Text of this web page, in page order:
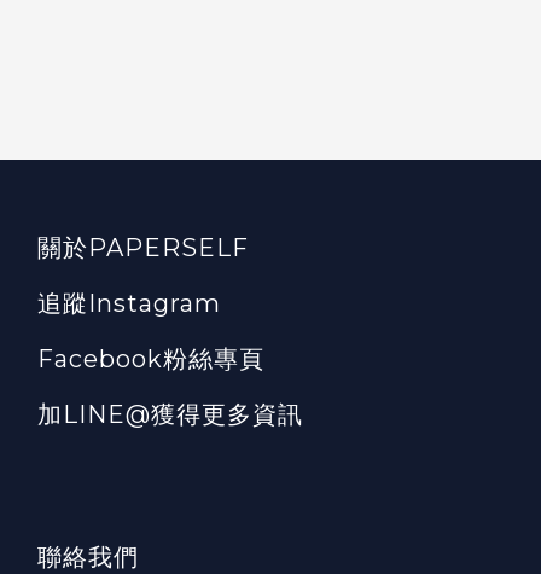
關於PAPERSELF
追蹤Instagram
Facebook粉絲專頁
加LINE@獲得更多資訊
聯絡我們